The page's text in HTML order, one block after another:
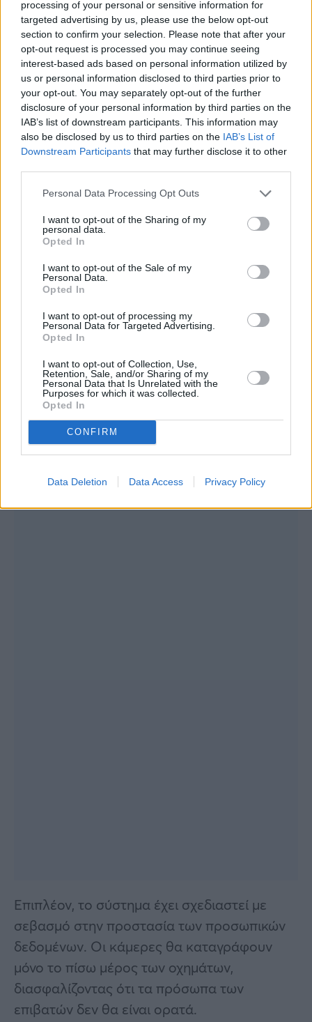
processing of your personal or sensitive information for
targeted advertising by us, please use the below opt-out
section to confirm your selection. Please note that after your
opt-out request is processed you may continue seeing
interest-based ads based on personal information utilized by
us or personal information disclosed to third parties prior to
your opt-out. You may separately opt-out of the further
disclosure of your personal information by third parties on the
IAB’s list of downstream participants. This information may
also be disclosed by us to third parties on the IAB’s List of
Downstream Participants that may further disclose it to other
Personal Data Processing Opt Outs
I want to opt-out of the Sharing of my
personal data.
Opted In
I want to opt-out of the Sale of my
Personal Data.
Opted In
I want to opt-out of processing my
Personal Data for Targeted Advertising.
Opted In
I want to opt-out of Collection, Use,
Retention, Sale, and/or Sharing of my
Personal Data that Is Unrelated with the
Purposes for which it was collected.
Opted In
CONFIRM
Data Deletion Data Access Privacy Policy
Σύμφωνα με τον υπουργό, η όλη διαδικασία
θα γίνεται χωρίς ανθρώπινη παρέμβαση, με
τα δεδομένα να καταγράφονται και να
διαβιβάζονται αυτόματα σε κεντρικό
σύστημα διαχείρισης παραβάσεων. Η
πρόσβαση στο υλικό θα είναι αποκλειστικά
στην Ελληνική Αστυνομία, η οποία θα είναι
σύμφωνα με τον Κώδικα Οδικής
Συνεντεύξεις 18/11/2025
Δήμητρα Δερζέκου: «Λέω τη δική μου
Συνεντεύξεις 18/11/2025
Τζεφ Μοντάνα: «Κανένας δεν μπορεί
να σου πει ποιος είσαι»
Επιπλέον, το σύστημα έχει σχεδιαστεί με
σεβασμό στην προστασία των προσωπικών
δεδομένων. Οι κάμερες θα καταγράφουν
μόνο το πίσω μέρος των οχημάτων,
διασφαλίζοντας ότι τα πρόσωπα των
επιβατών δεν θα είναι ορατά.